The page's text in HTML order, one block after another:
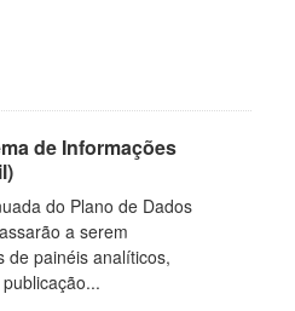
de Informações
do Plano de Dados
a serem
de painéis analíticos,